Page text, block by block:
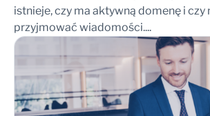
istnieje, czy ma aktywną domenę i czy
przyjmować wiadomości....